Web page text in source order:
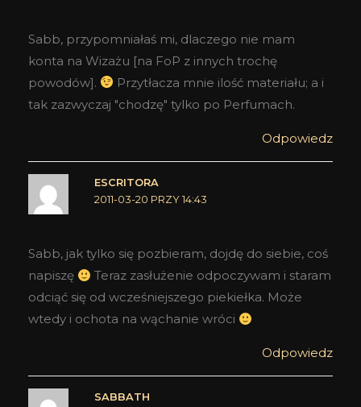
Sabb, przypomniałaś mi, dlaczego nie mam
konta na Wizażu [na FoP z innych trochę
powodów].
Przytłacza mnie ilość materiału; a i
tak zazwyczaj "chodzę" tylko po Perfumach.
Odpowiedz
ESCRITORA
2011-03-20 PRZY 14:43
Sabb, jak tylko się pozbieram, dojdę do siebie, coś
napiszę
Teraz zasłużenie odpoczywam i staram
odciąć się od wcześniejszego piekiełka. Może
wtedy i ochota na wąchanie wróci
Odpowiedz
SABBATH